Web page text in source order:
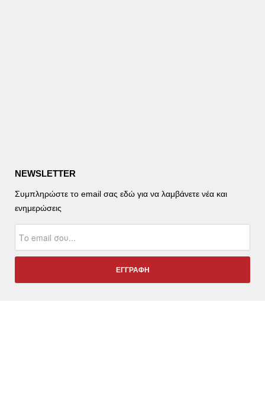
NEWSLETTER
Συμπληρώστε το email σας εδώ για να λαμβάνετε νέα και
ενημερώσεις